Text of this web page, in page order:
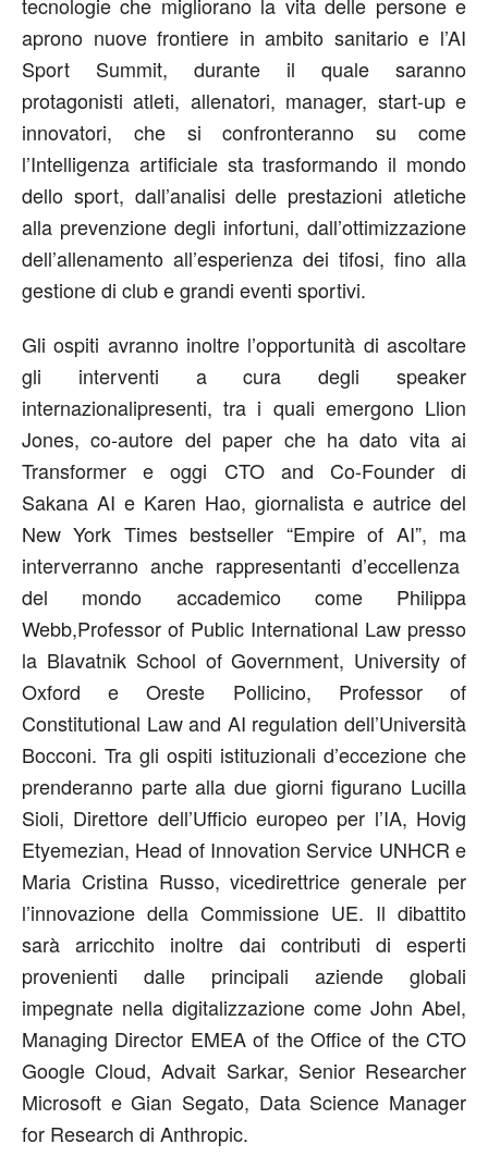
aprono nuove frontiere in ambito sanitarioe l’AI
Sport Summit, durante il quale saranno
protagonisti atleti, allenatori, manager, start-up e
innovatori, che si confronterannosu come
l’Intelligenza artificiale sta trasformando il mondo
dello sport, dall’analisi delle prestazioni atletiche
alla prevenzione degli infortuni, dall’ottimizzazione
dell’allenamento all’esperienza dei tifosi, fino alla
gestione di club e grandi eventi sportivi.
Gli ospiti avrannoinoltre l’opportunità diascoltare
gli interventi a cura degli speaker
internazionalipresenti, tra i quali emergono Llion
Jones, co-autore del paper che ha dato vita ai
Transformer e oggi CTO and Co-Founder di
Sakana AI e Karen Hao, giornalista e autrice del
New York Times bestseller “Empire of AI”, ma
interverranno anche rappresentanti d’eccellenza
del mondo accademico
come
Philippa
Webb,Professor of Public International Law presso
la BlavatnikSchool of Government, University of
Oxford eOreste Pollicino, Professor of
Constitutional Lawand AI regulation dell’Università
Bocconi. Tra gli ospiti istituzionali d’eccezione che
prenderanno parte alla due giorni figurano Lucilla
Sioli, Direttore dell’Ufficio europeo per l’IA, Hovig
Etyemezian, Head of Innovation Service UNHCR e
Maria Cristina Russo, vicedirettrice generale per
l’innovazione della Commissione UE. Il dibattito
sarà arricchito inoltre dai contributi di esperti
provenienti dalle principali aziende globali
impegnate nella digitalizzazione come John Abel,
Managing Director EMEA of the Office of the CTO
Google Cloud,Advait Sarkar, Senior Researcher
Microsoft eGian Segato, Data Science Manager
for Research di Anthropic.